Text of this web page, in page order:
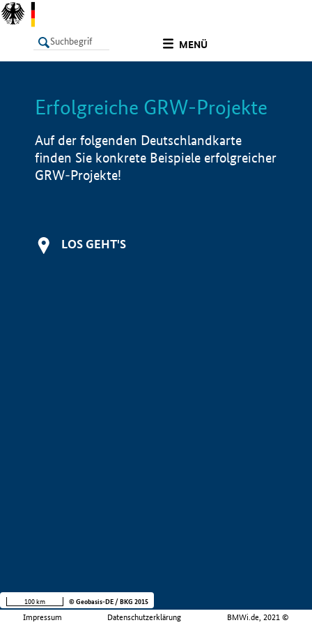
MENÜ
LISTE Info
Erfolgreiche GRW-Projekte
Auf der folgenden Deutschlandkarte
finden Sie konkrete Beispiele erfolgreicher
GRW-Projekte!
LOS GEHT'S
Impressum Datenschutzerklärung BMWi.de, 2021 ©
100 km © Geobasis-DE / BKG 2015